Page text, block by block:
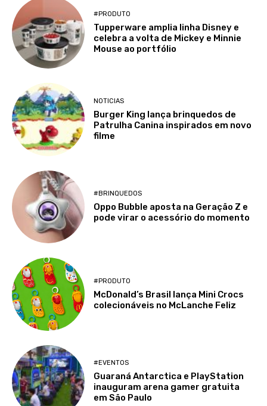
#PRODUTO
Tupperware amplia linha Disney e
celebra a volta de Mickey e Minnie
Mouse ao portfólio
NOTICIAS
Burger King lança brinquedos de
Patrulha Canina inspirados em novo
filme
#BRINQUEDOS
Oppo Bubble aposta na Geração Z e
pode virar o acessório do momento
#PRODUTO
McDonald’s Brasil lança Mini Crocs
colecionáveis no McLanche Feliz
#EVENTOS
Guaraná Antarctica e PlayStation
inauguram arena gamer gratuita
em São Paulo